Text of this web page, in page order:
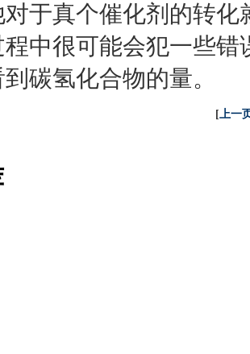
于真个催化剂的转
中很可能会犯一些
碳氢化合物的量。
[上一